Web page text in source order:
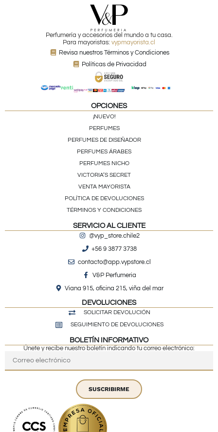
Perfumería y accesorios del mundo a tu casa.
Para mayoristas: vypmayorista.cl
Revisa nuestros Términos y Condiciones
Políticas de Privacidad
OPCIONES
¡NUEVO!
PERFUMES
PERFUMES DE DISEÑADOR
PERFUMES ÁRABES
PERFUMES NICHO
VICTORIA’S SECRET
VENTA MAYORISTA
POLÍTICA DE DEVOLUCIONES
TÉRMINOS Y CONDICIONES
SERVICIO AL CLIENTE
@vyp_store.chile2
+56 9 3877 3738
contacto@app.vypstore.cl
V&P Perfumeria
Viana 915, oficina 215, viña del mar
DEVOLUCIONES
SOLICITAR DEVOLUCIÓN
SEGUIMIENTO DE DEVOLUCIONES
BOLETÍN INFORMATIVO
Únete y recibe nuestro boletín indicando tu correo electrónico:
SUSCRIBIRME